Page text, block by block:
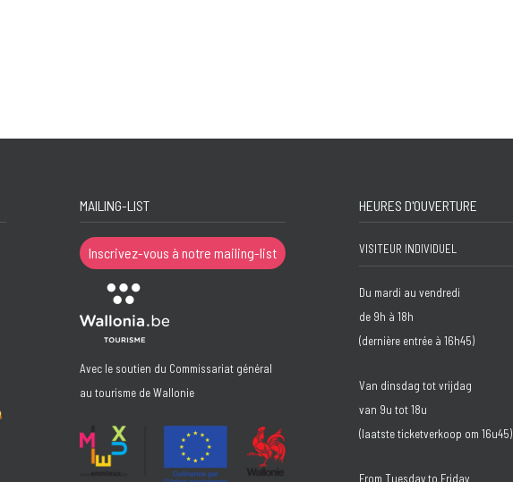
MAILING-LIST
Inscrivez-vous à notre mailing-list
Avec le soutien du Commissariat général
au tourisme de Wallonie
HEURES D'OUVERTURE
VISITEUR INDIVIDUEL
Du mardi au vendredi
de 9h à 18h
(dernière entrée à 16h45)
Van dinsdag tot vrijdag
van 9u tot 18u
(laatste ticketverkoop om 16u45)
From Tuesday to Friday